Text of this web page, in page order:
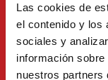
Las cookies de
el contenido y los
sociales y
información
nuestros partners